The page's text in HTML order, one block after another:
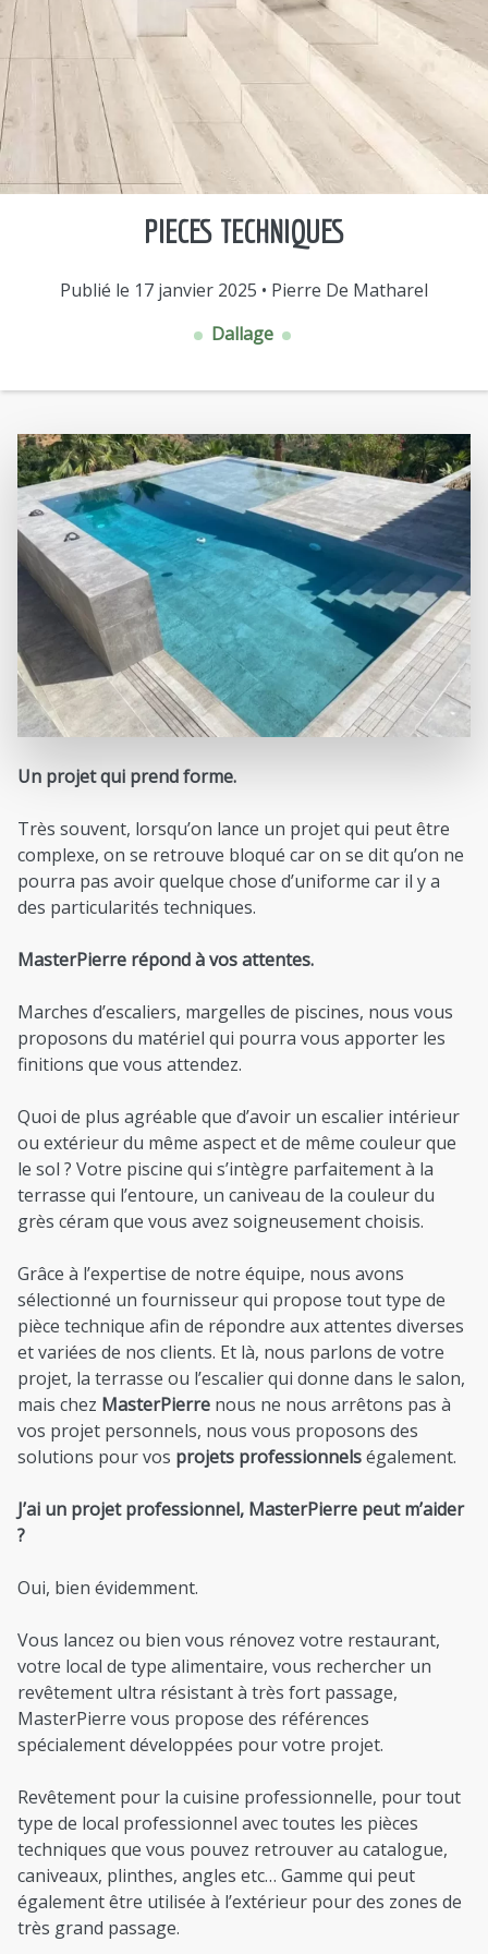
PIECES TECHNIQUES
Publié le 17 janvier 2025 • Pierre De Matharel
Dallage
Un projet qui prend forme.
Très souvent, lorsqu’on lance un projet qui peut être
complexe, on se retrouve bloqué car on se dit qu’on ne
pourra pas avoir quelque chose d’uniforme car il y a
des particularités techniques.
MasterPierre répond à vos attentes.
Marches d’escaliers, margelles de piscines, nous vous
proposons du matériel qui pourra vous apporter les
finitions que vous attendez.
Quoi de plus agréable que d’avoir un escalier intérieur
ou extérieur du même aspect et de même couleur que
le sol ? Votre piscine qui s’intègre parfaitement à la
terrasse qui l’entoure, un caniveau de la couleur du
grès céram que vous avez soigneusement choisis.
Grâce à l’expertise de notre équipe, nous avons
sélectionné un fournisseur qui propose tout type de
pièce technique afin de répondre aux attentes diverses
et variées de nos clients. Et là, nous parlons de votre
projet, la terrasse ou l’escalier qui donne dans le salon,
mais chez MasterPierre nous ne nous arrêtons pas à
vos projet personnels, nous vous proposons des
solutions pour vos projets professionnelségalement.
J’ai un projet professionnel, MasterPierre peut m’aider
?
Oui, bien évidemment.
Vous lancez ou bien vous rénovez votre restaurant,
votre local de type alimentaire, vous rechercher un
revêtement ultra résistant à très fort passage,
MasterPierre vous propose des références
spécialement développées pour votre projet.
Revêtement pour la cuisine professionnelle, pour tout
type de local professionnel avec toutes les pièces
techniques que vous pouvez retrouver au catalogue,
caniveaux, plinthes, angles etc… Gamme qui peut
également être utilisée à l’extérieur pour des zones de
très grand passage.